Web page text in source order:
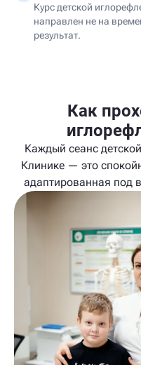
Курс детской
направлен не на
результат.
Как
Каждый сеанс
Клинике — это
адаптированная под